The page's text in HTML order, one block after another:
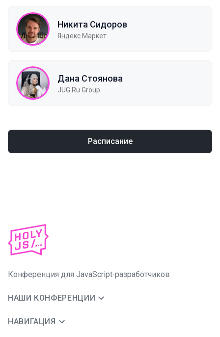
Никита Сидоров
Яндекс Маркет
Дана Стоянова
JUG Ru Group
Расписание
Конференция для JavaScript‑разработчиков
НАШИ КОНФЕРЕНЦИИ
НАВИГАЦИЯ